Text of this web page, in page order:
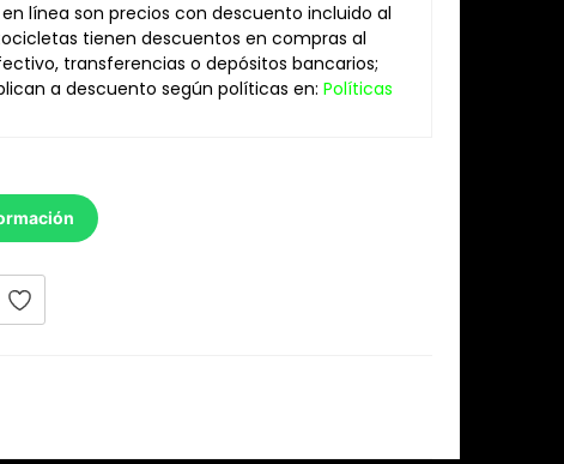
línea son precios con descuento incluido al
tienen descuentos en compras al
transferencias o depósitos bancarios;
a descuento según políticas en: Políticas